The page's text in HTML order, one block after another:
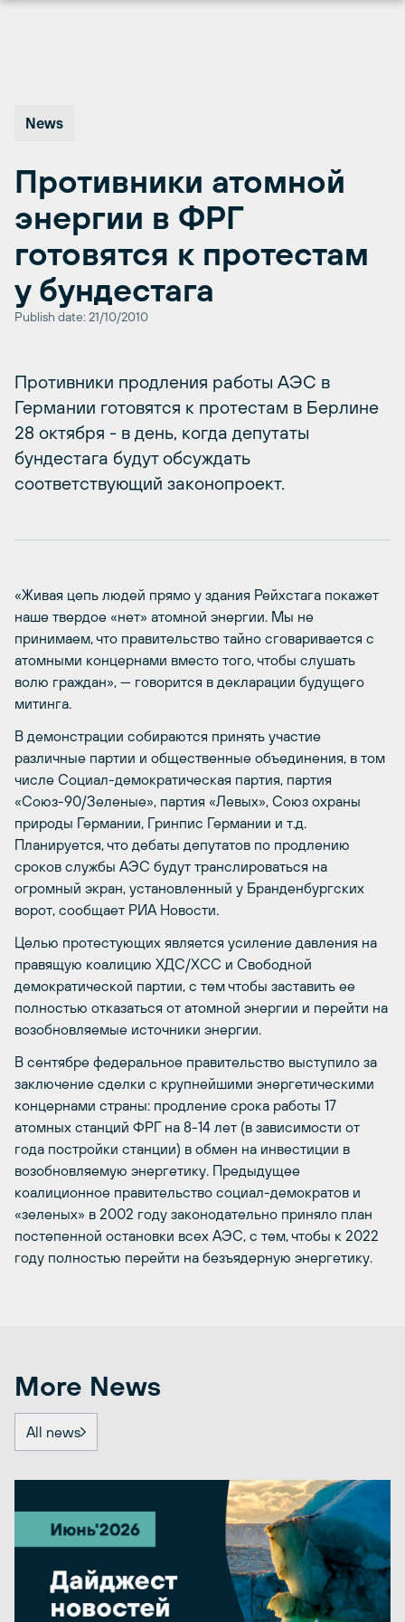
News
Противники атомной
энергии в ФРГ
готовятся к протестам
у бундестага
Publish date: 21/10/2010
Противники продления работы АЭС в
Германии готовятся к протестам в Берлине
28 октября - в день, когда депутаты
бундестага будут обсуждать
соответствующий законопроект.
«Живая цепь людей прямо у здания Рейхстага покажет
наше твердое «нет» атомной энергии. Мы не
принимаем, что правительство тайно сговаривается с
атомными концернами вместо того, чтобы слушать
волю граждан», — говорится в декларации будущего
митинга.
В демонстрации собираются принять участие
различные партии и общественные объединения, в том
числе Социал-демократическая партия, партия
«Союз-90/Зеленые», партия «Левых», Союз охраны
природы Германии, Гринпис Германии и т.д.
Планируется, что дебаты депутатов по продлению
сроков службы АЭС будут транслироваться на
огромный экран, установленный у Бранденбургских
ворот, сообщает РИА Новости.
Целью протестующих является усиление давления на
правящую коалицию ХДС/ХCС и Свободной
демократической партии, с тем чтобы заставить ее
полностью отказаться от атомной энергии и перейти на
возобновляемые источники энергии.
В сентябре федеральное правительство выступило за
заключение сделки с крупнейшими энергетическими
концернами страны: продление срока работы 17
атомных станций ФРГ на 8-14 лет (в зависимости от
года постройки станции) в обмен на инвестиции в
возобновляемую энергетику. Предыдущее
коалиционное правительство социал-демократов и
«зеленых» в 2002 году законодательно приняло план
постепенной остановки всех АЭС, с тем, чтобы к 2022
году полностью перейти на безъядерную энергетику.
More News
All news